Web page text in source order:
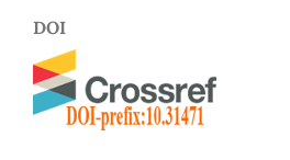
DOI